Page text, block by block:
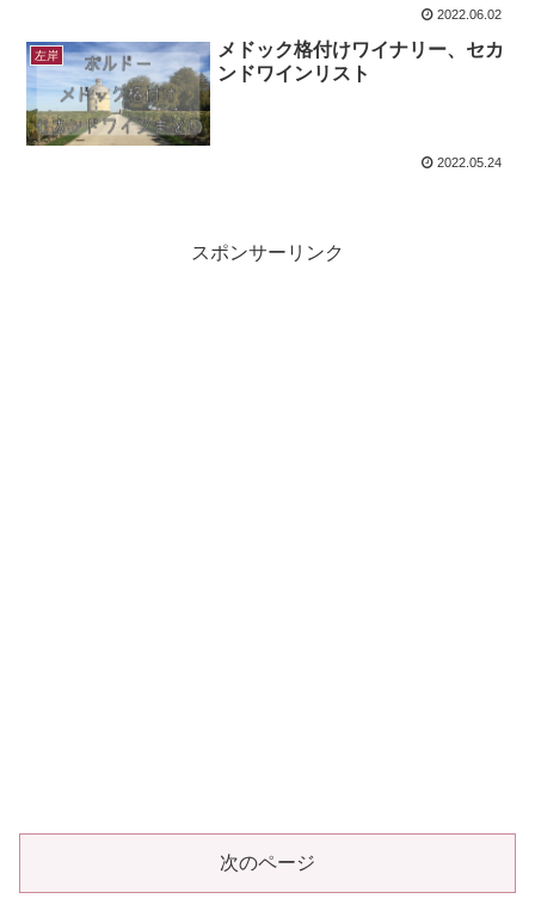
2022.06.02
左岸
メドック格付けワイナリー、セカ
ンドワインリスト
2022.05.24
スポンサーリンク
次のページ